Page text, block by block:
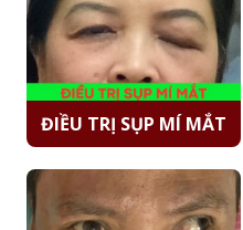
ĐIỀU TRỊ SỤP MÍ MẮT